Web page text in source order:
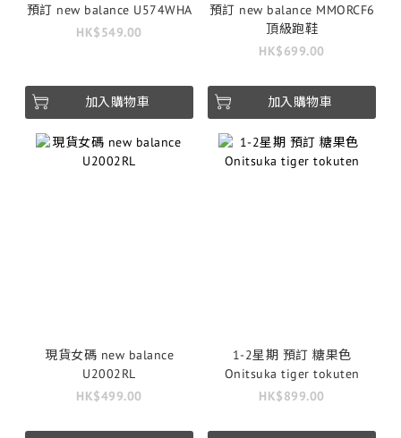
預訂 new balance U574WHA
HK$549.00
加入購物車
預訂 new balance MMORCF6
頂級跑鞋
HK$699.00
加入購物車
現貨女碼 new balance
U2002RL
HK$499.00
1-2星期 預訂 糖果色
Onitsuka tiger tokuten
HK$899.00